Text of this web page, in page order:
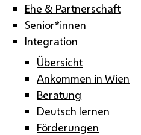
Ehe & Partnerschaft
Senior*innen
Integration
Übersicht
Ankommen in Wien
Beratung
Deutsch lernen
Förderungen